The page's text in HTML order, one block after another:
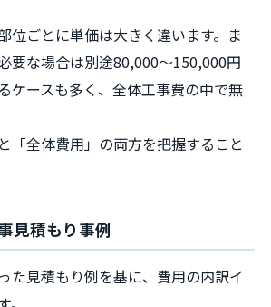
位ごとに単価は大きく違います。ま
要な場合は別途80,000～150,000円
ケースも多く、全体工事費の中で無
「全体費用」の両方を把握すること
見積もり事例
た見積もり例を基に、費用の内訳イ